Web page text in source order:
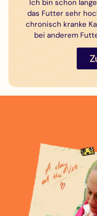
Ich bin schon
das Futter sehr
chronisch kranke
bei anderem